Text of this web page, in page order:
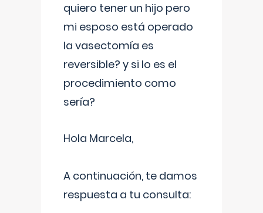
quiero tener un hijo pero
mi esposo está operado
la vasectomía es
reversible? y si lo es el
procedimiento como
sería?
Hola Marcela,
A continuación, te damos
respuesta a tu consulta: